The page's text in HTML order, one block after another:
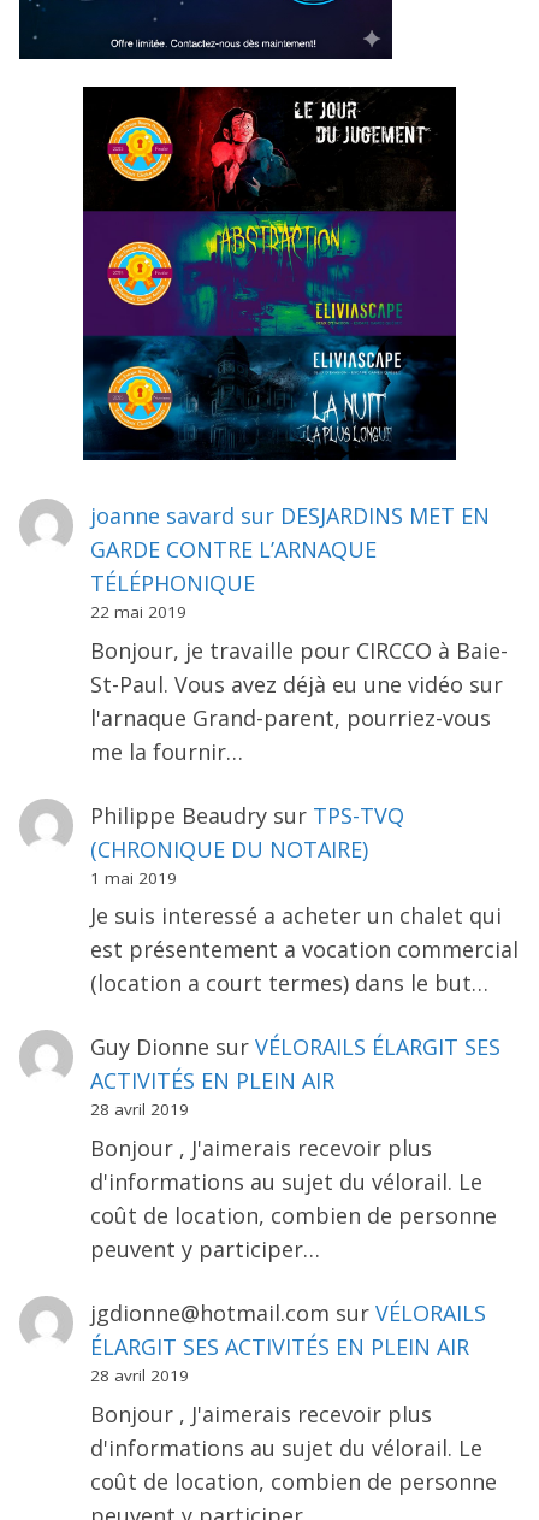
joanne savard sur DESJARDINS MET EN
GARDE CONTRE L’ARNAQUE
TÉLÉPHONIQUE
22 mai 2019
Bonjour, je travaille pour CIRCCO à Baie-
St-Paul. Vous avez déjà eu une vidéo sur
l'arnaque Grand-parent, pourriez-vous
me la fournir…
Philippe Beaudrysur TPS-TVQ
(CHRONIQUE DU NOTAIRE)
1 mai 2019
Je suis interessé a acheter un chalet qui
est présentement a vocation commercial
(location a court termes) dans le but…
Guy Dionne sur VÉLORAILS ÉLARGIT SES
ACTIVITÉS EN PLEIN AIR
28 avril 2019
Bonjour , J'aimerais recevoir plus
d'informations au sujet du vélorail. Le
coût de location, combien de personne
peuvent y participer…
jgdionne@hotmail.com sur VÉLORAILS
ÉLARGIT SES ACTIVITÉS EN PLEIN AIR
28 avril 2019
Bonjour , J'aimerais recevoir plus
d'informations au sujet du vélorail. Le
coût de location, combien de personne